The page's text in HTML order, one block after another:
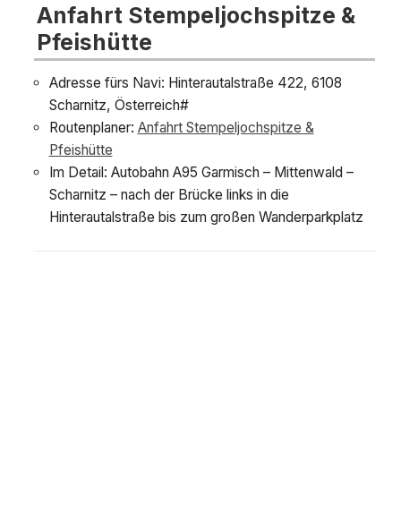
Anfahrt Stempeljochspitze &
Pfeishütte
Adresse fürs Navi: Hinterautalstraße 422, 6108
Scharnitz, Österreich#
Routenplaner: Anfahrt Stempeljochspitze &
Pfeishütte
Im Detail: Autobahn A95 Garmisch – Mittenwald –
Scharnitz – nach der Brücke links in die
Hinterautalstraße bis zum großen Wanderparkplatz